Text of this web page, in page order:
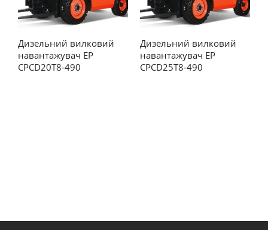
Дизельний вилковий
навантажувач EP
CPCD20T8-490
Дизельний вилковий
навантажувач EP
CPCD25T8-490